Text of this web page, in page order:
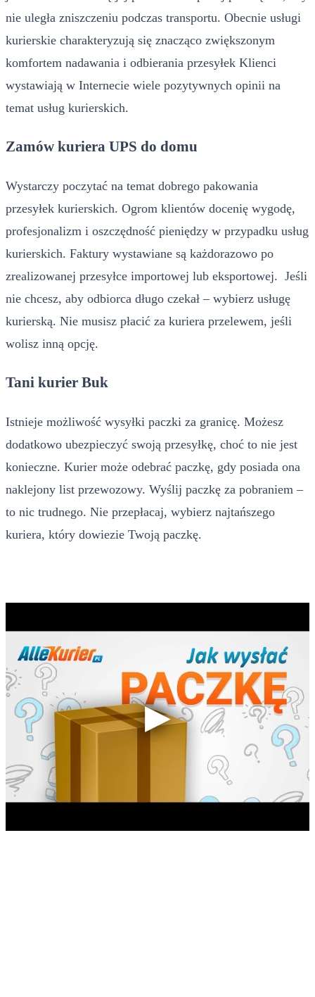
nie uległa zniszczeniu podczas transportu. Obecnie usługi
kurierskie charakteryzują się znacząco zwiększonym
komfortem nadawania i odbierania przesyłek Klienci
wystawiają w Internecie wiele pozytywnych opinii na
temat usług kurierskich.
Zamów kuriera UPS do domu
Wystarczy poczytać na temat dobrego pakowania
przesyłek kurierskich. Ogrom klientów docenię wygodę,
profesjonalizm i oszczędność pieniędzy w przypadku usług
kurierskich. Faktury wystawiane są każdorazowo po
zrealizowanej przesyłce importowej lub eksportowej. Jeśli
nie chcesz, aby odbiorca długo czekał – wybierz usługę
kurierską. Nie musisz płacić za kuriera przelewem, jeśli
wolisz inną opcję.
Tani kurier Buk
Istnieje możliwość wysyłki paczki za granicę. Możesz
dodatkowo ubezpieczyć swoją przesyłkę, choć to nie jest
konieczne. Kurier może odebrać paczkę, gdy posiada ona
naklejony list przewozowy. Wyślij paczkę za pobraniem –
to nic trudnego. Nie przepłacaj, wybierz najtańszego
kuriera, który dowiezie Twoją paczkę.